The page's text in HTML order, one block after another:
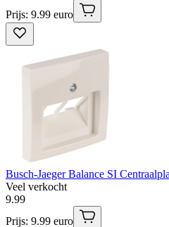
Prijs: 9.99 euro
Busch-Jaeger Balance SI
Veel verkocht
9.99
Prijs: 9.99 euro